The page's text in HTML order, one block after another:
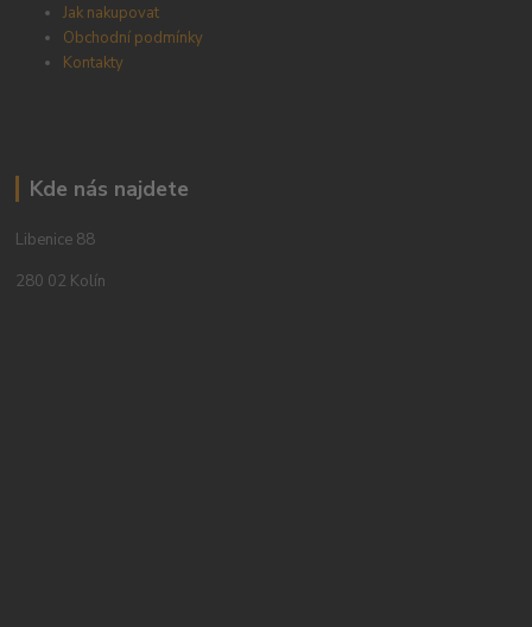
Jak nakupovat
Obchodní podmínky
Kontakty
Kde nás najdete
Libenice 88
280 02 Kolín